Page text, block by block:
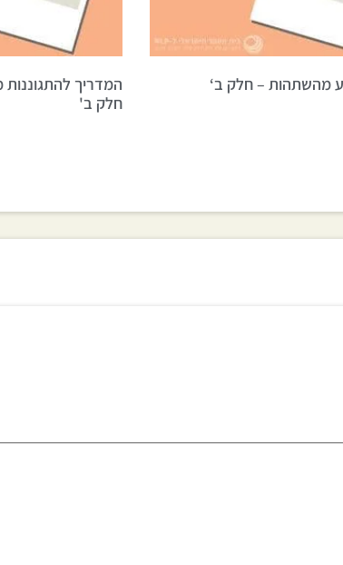
מהשתהות – חלק ב‘
המדריך להתגוננות
חלק ב'